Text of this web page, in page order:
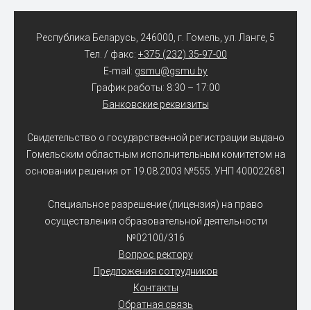
Республика Беларусь, 246000, г. Гомель, ул. Ланге, 5
Тел. / факс: +375 (232) 35-97-00
E-mail: gsmu@gsmu.by
График работы: 8:30 – 17:00
Банковские реквизиты
Свидетельство о государственной регистрации выдано
Гомельским областным исполнительным комитетом на
основании решения от 19.08.2003 №555. УНП 400022681
Специальное разрешение (лицензия) на право
осуществления образовательной деятельности
№02100/316
Вопрос ректору
Предложения сотрудников
Контакты
Обратная связь